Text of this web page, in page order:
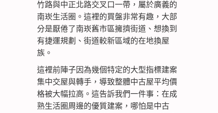
竹路與中正北路交叉口一帶，屬於廣義的
南崁生活圈。這裡的買盤非常有趣，大部
分是厭倦了南崁舊市區擁擠街道、想換到
有捷運規劃、街道較新區域的在地換屋
族。
這裡前陣子因為幾個特定的大型指標建案
集中交屋與轉手，導致整體中古屋平均價
格被大幅拉高。這告訴我們一件事：在成
熟生活圈周邊的優質建案，哪怕是中古